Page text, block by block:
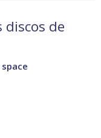
discos de